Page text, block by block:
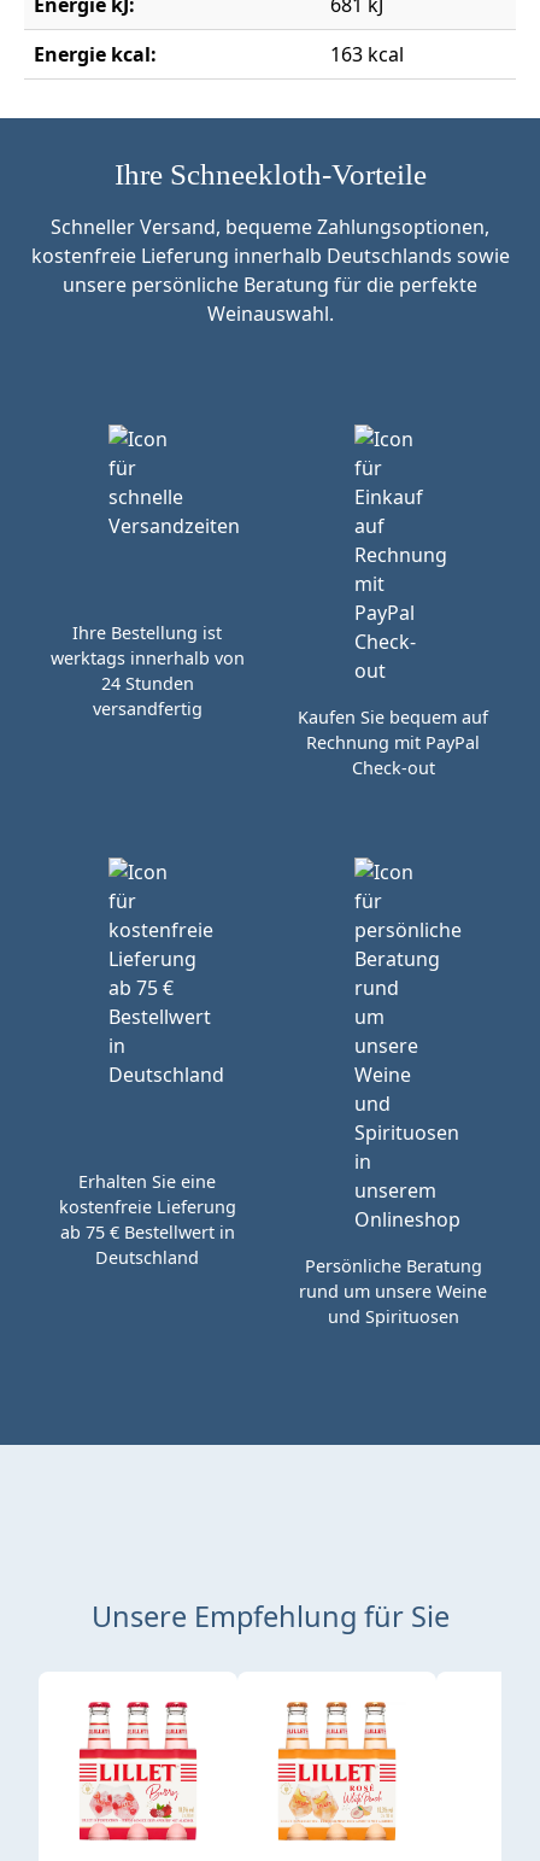
Energie kcal:
163 kcal
Ihre Schneekloth-Vorteile
Schneller Versand, bequeme Zahlungsoptionen,
kostenfreie Lieferung innerhalb Deutschlands sowie
unsere persönliche Beratung für die perfekte
Weinauswahl.
Ihre Bestellung ist
werktags innerhalb von
24 Stunden
versandfertig
Kaufen Sie bequem auf
Rechnung mit PayPal
Check-out
Erhalten Sie eine
kostenfreie Lieferung
ab 75 € Bestellwert in
Deutschland
Persönliche Beratung
rund um unsere Weine
und Spirituosen
Unsere Empfehlung für Sie
Produktgalerie überspringen